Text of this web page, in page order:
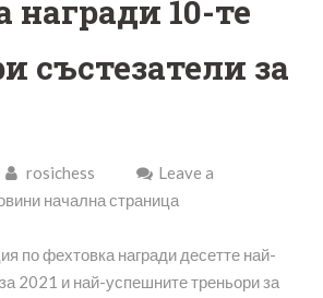
награди 10-те
състезатели за
rosichess
Leave a
начална страница
по фехтовка награди десетте най-
2021 и най-успешните треньори за